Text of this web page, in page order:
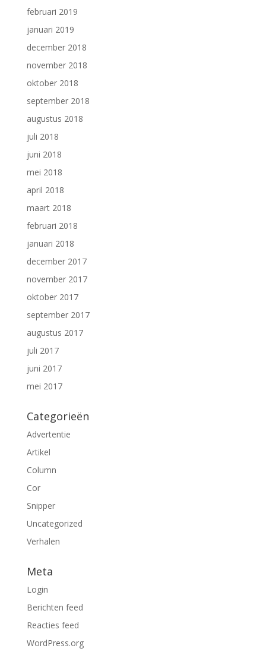
februari 2019
januari 2019
december 2018
november 2018
oktober 2018
september 2018
augustus 2018
juli 2018
juni 2018
mei 2018
april 2018
maart 2018
februari 2018
januari 2018
december 2017
november 2017
oktober 2017
september 2017
augustus 2017
juli 2017
juni 2017
mei 2017
Categorieën
Advertentie
Artikel
Column
Cor
Snipper
Uncategorized
Verhalen
Meta
Login
Berichten feed
Reacties feed
WordPress.org